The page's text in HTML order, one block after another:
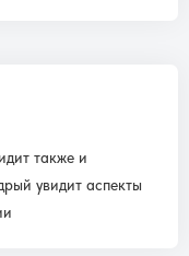
также и
увидит аспекты